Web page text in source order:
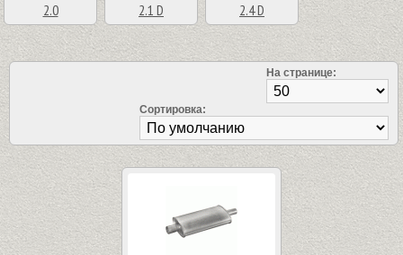
2.0 2.1 D 2.4 D
На странице:
Сортировка: